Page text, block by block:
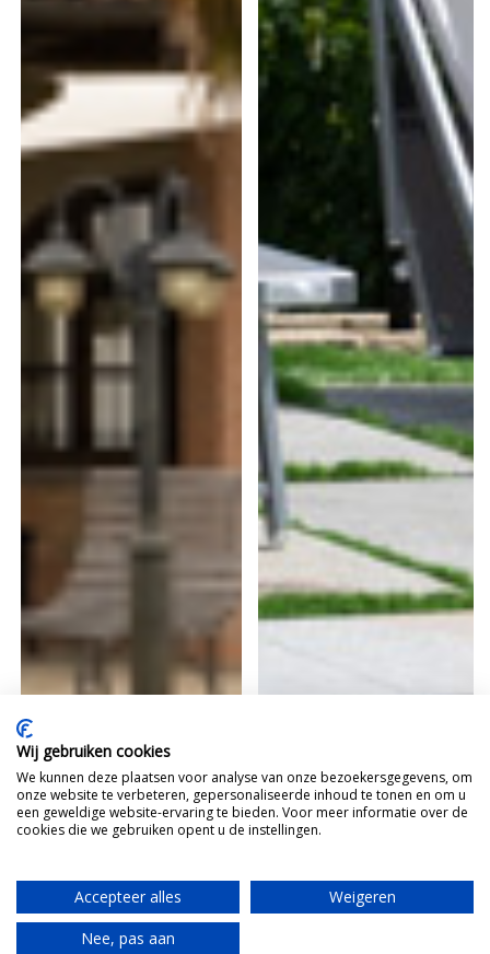
Wij gebruiken cookies
We kunnen deze plaatsen voor analyse van onze bezoekersgegevens, om
onze website te verbeteren, gepersonaliseerde inhoud te tonen en om u
een geweldige website-ervaring te bieden. Voor meer informatie over de
cookies die we gebruiken opent u de instellingen.
Accepteer alles
Weigeren
Nee, pas aan